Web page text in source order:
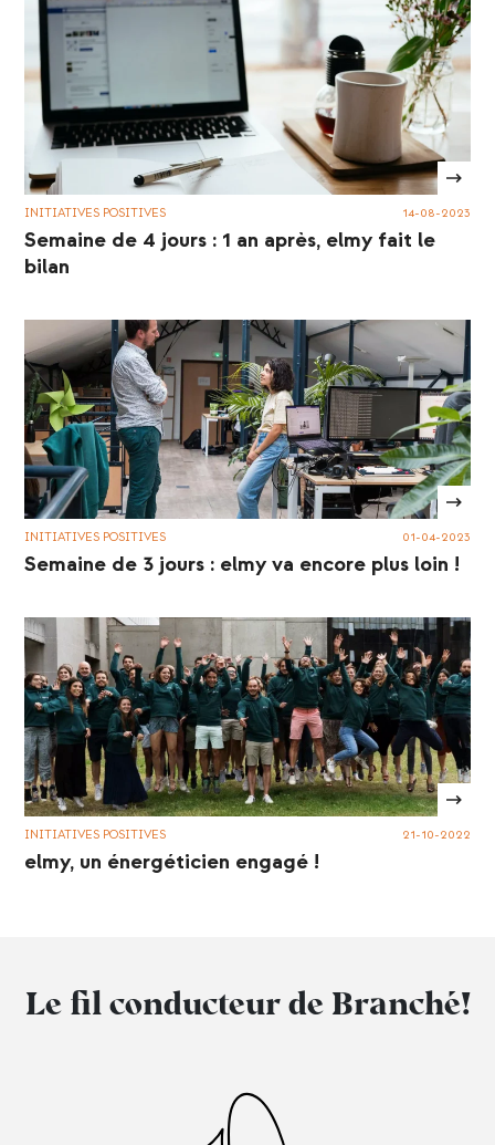
INITIATIVES POSITIVES 14-08-2023
Semaine de 4 jours : 1 an après, elmy fait le
bilan
INITIATIVES POSITIVES 01-04-2023
Semaine de 3 jours : elmy va encore plus loin !
INITIATIVES POSITIVES 21-10-2022
elmy, un énergéticien engagé !
Le fil conducteur de Branché!